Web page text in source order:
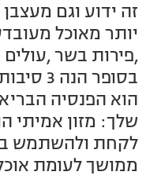
זה ידוע וגם
יותר מאוכל
בסופר
הוא הפנסיה
שלך: מזון אמיתי
לקחת ולהשתמש
ממושך לעומת